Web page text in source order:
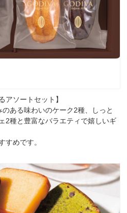
アソートセット】
ある味わいのケーク2種、しっと
2種と豊富なバラエティで嬉しいギ
すめです。